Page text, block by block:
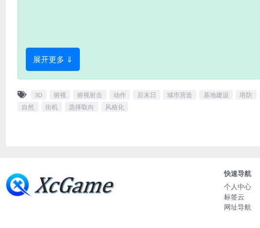
展开更多 ⇓
3D 俯视 俯视射击 动作 后末日 城市营造 基地建设 塔防
自然
街机 选择取向 风格化
快速导航
个人中心
标签云
网址导航